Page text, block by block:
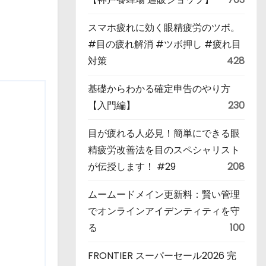
スマホ疲れに効く眼精疲労のツボ。
#目の疲れ解消 #ツボ押し #疲れ目
対策
428
基礎からわかる確定申告のやり方
【入門編】
230
目が疲れる人必見！簡単にできる眼
精疲労改善法を目のスペシャリスト
が伝授します！ #29
208
ムームードメイン更新料：賢い管理
でオンラインアイデンティティを守
る
100
FRONTIER スーパーセール2026 完